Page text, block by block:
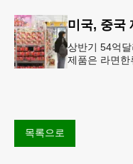
상반기 54억
제품은 라면한
목록으로